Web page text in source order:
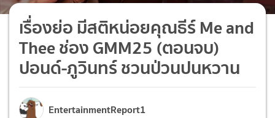
เรื่องย่อ มีสติหน่อยคุณธีร์ Me and
Thee ช่อง GMM25 (ตอนจบ)
ปอนด์-ภูวินทร์ ชวนป่วนปนหวาน
EntertainmentReport1